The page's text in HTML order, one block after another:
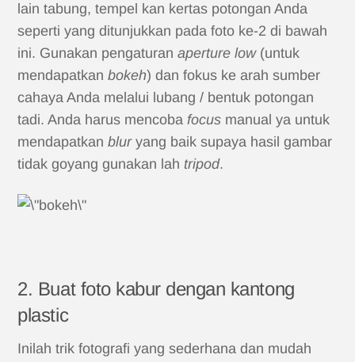
lain tabung, tempel kan kertas potongan Anda
seperti yang ditunjukkan pada foto ke-2 di bawah
ini. Gunakan pengaturanaperture low(untuk
mendapatkanbokeh) dan fokus ke arah sumber
cahaya Anda melalui lubang / bentuk potongan
tadi. Anda harus mencobafocus manual ya untuk
mendapatkanbluryang baik supaya hasil gambar
tidak goyang gunakan lah tripod.
2. Buat foto kabur dengan kantong
plastic
Inilah trik fotografi yang sederhana dan mudah